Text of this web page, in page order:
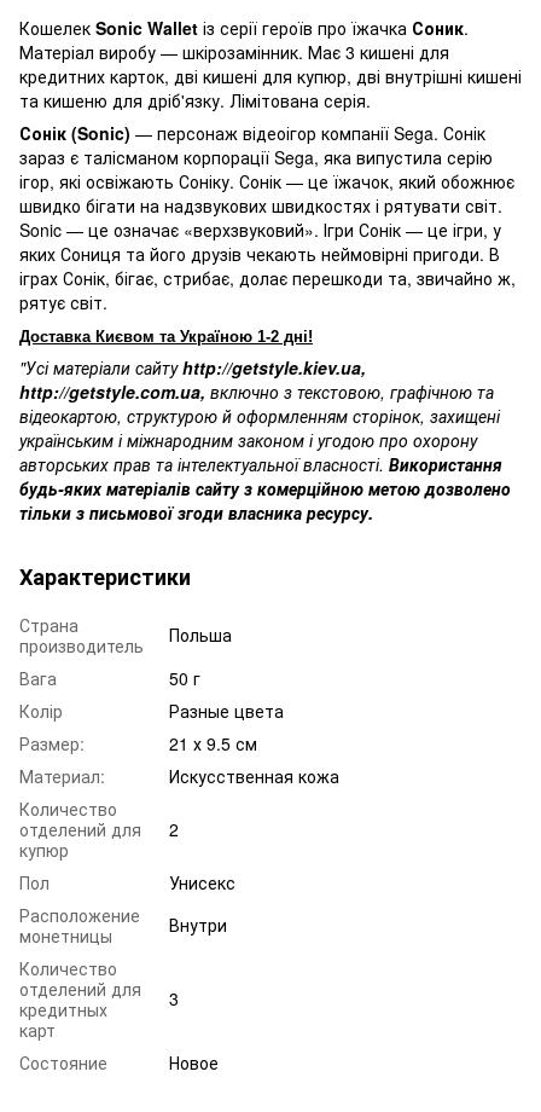
Кошелек Sonic Wallet із серії героїв про їжачка Соник.
Матеріал виробу — шкірозамінник. Має 3 кишені для
кредитних карток, дві кишені для купюр, дві внутрішні кишені
та кишеню для дріб'язку. Лімітована серія.
Сонік (Sonic) — персонаж відеоігор компанії Sega. Сонік
зараз є талісманом корпорації Sega, яка випустила серію
ігор, які освіжають Соніку. Сонік — це їжачок, який обожнює
швидко бігати на надзвукових швидкостях і рятувати світ.
Sonic — це означає «верхзвуковий». Ігри Сонік — це ігри, у
яких Сониця та його друзів чекають неймовірні пригоди. В
іграх Сонік, бігає, стрибає, долає перешкоди та, звичайно ж,
рятує світ.
Доставка Києвом та Україною 1-2 дні!
"Усі матеріали сайтуhttp://getstyle.kiev.ua,
http://getstyle.com.ua, включно з текстовою, графічною та
відеокартою, структурою й оформленням сторінок, захищені
українським і міжнародним законом і угодою про охорону
авторських прав та інтелектуальної власності. Використання
будь-яких матеріалів сайту з комерційною метою дозволено
тільки з письмової згоди власника ресурсу.
Характеристики
Страна
производитель
Польша
Вага
50 г
Колір
Разные цвета
Размер:
21 х 9.5 см
Материал:
Искусственная кожа
Количество
отделений для
купюр
2
Пол
Унисекс
Расположение
монетницы
Внутри
Количество
отделений для
кредитных
карт
3
Состояние Новое